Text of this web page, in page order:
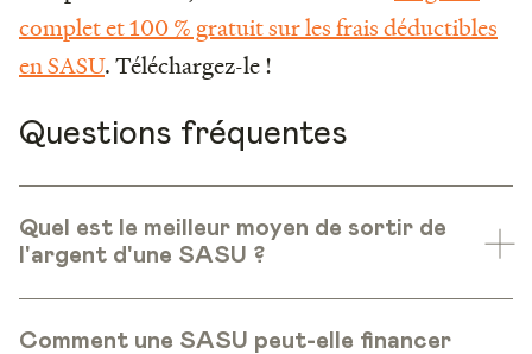
complet et 100 % gratuit sur les frais déductibles
en SASU. Téléchargez-le !
Questions fréquentes
Quel est le meilleur moyen de sortir de
l'argent d'une SASU ?
Comment une SASU peut-elle financer